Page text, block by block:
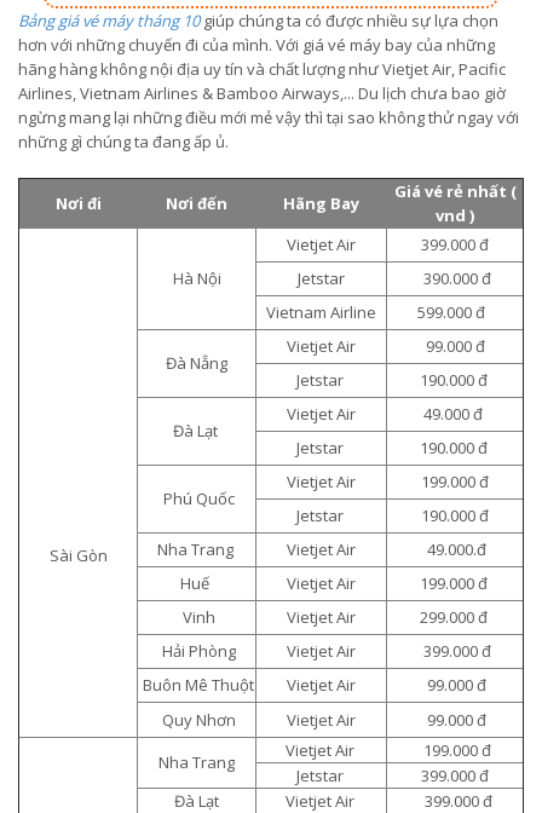
Bảng giá vé máy tháng 10giúp chúng ta có được nhiều sự lựa chọn
hơn với những chuyến đi của mình. Với giá vé máy bay của những
hãng hàng không nội địa uy tín và chất lượng như Vietjet Air, Pacific
Airlines, Vietnam Airlines & Bamboo Airways,... Du lịch chưa bao giờ
ngừng mang lại những điều mới mẻ vậy thì tại sao không thử ngay với
những gì chúng ta đang ấp ủ.
Nơi đi Nơi đến Hãng Bay
Giá vé rẻ nhất (
vnd )
Sài Gòn
Hà Nội
Vietjet Air
399.000 đ
Jetstar
390.000 đ
Vietnam Airline
599.000 đ
Đà Nẵng
Vietjet Air
99.000 đ
Jetstar
190.000 đ
Đà Lạt
Vietjet Air
49.000 đ
Jetstar
190.000 đ
Phú Quốc
Vietjet Air
199.000 đ
Jetstar
190.000 đ
Nha Trang
Vietjet Air
49.000.đ
Huế
Vietjet Air
199.000 đ
Vinh
Vietjet Air
299.000 đ
Hải Phòng
Vietjet Air
399.000 đ
Buôn Mê Thuột
Vietjet Air
99.000 đ
Quy Nhơn
Vietjet Air 99.000 đ
Nha Trang
Vietjet Air
199.000 đ
Jetstar
399.000 đ
Đà Lạt
Vietjet Air
399.000 đ